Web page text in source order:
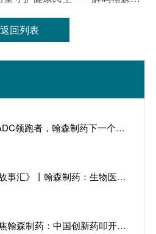
返回列表
全球“证据最强”B7-H3 ADC领跑者，翰森制药下一个明星产品
人民日报《高质量发展故事汇》丨翰森制药：生物医药 从“跟随”到“引领”
央视《经济半小时》聚焦翰森制药：中国创新药叩开欧美大门